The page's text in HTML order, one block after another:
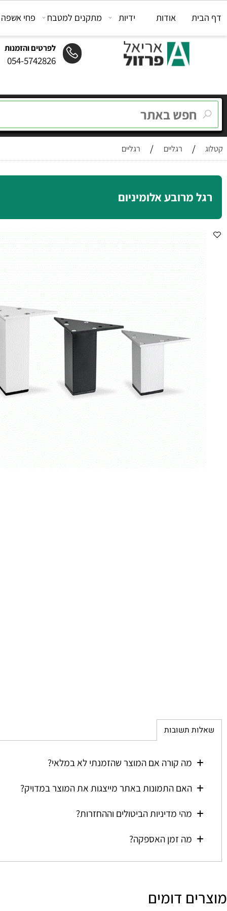
לפרטים והזמנות
054-5742826
אודות ידיות מתקנים למטבח פחי אשפה
/ רגליים / רגליים
מרובע אלומיניום
תשובות
מה קורה אם המוצר שהזמנתי לא במלאי?
האם התמונות באתר מייצגות את המוצר במדויק?
מהי מדיניות הביטולים וההחזרות?